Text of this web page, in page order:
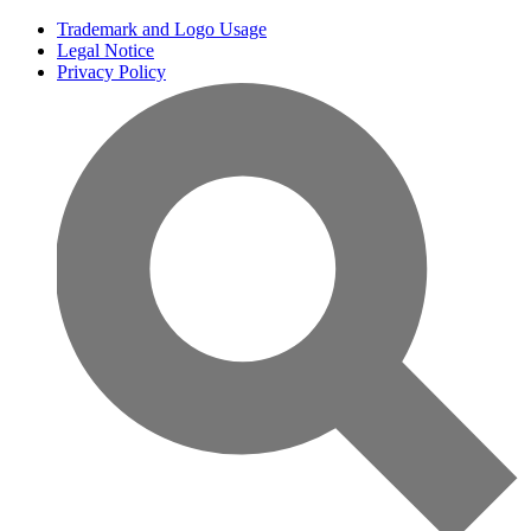
Trademark and Logo Usage
Legal Notice
Privacy Policy